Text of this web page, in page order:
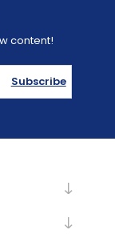
content!
Subscribe